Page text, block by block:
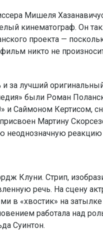
Мишеля
кинематограф. Он
проекта —
никто не
за лучший
были Роман
и Саймоном Кертисом,
Мартину
реакцию
Клуни. Стрип,
речь. На сцену
в «хвостик» на затылке
работала над
Суинтон.